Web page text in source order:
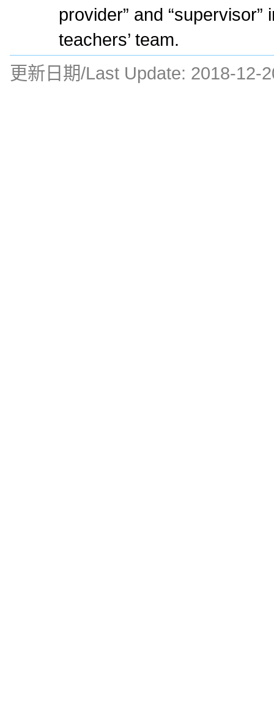
provider” and
teachers’ team.
更新日期/Last Update: 2018-12-